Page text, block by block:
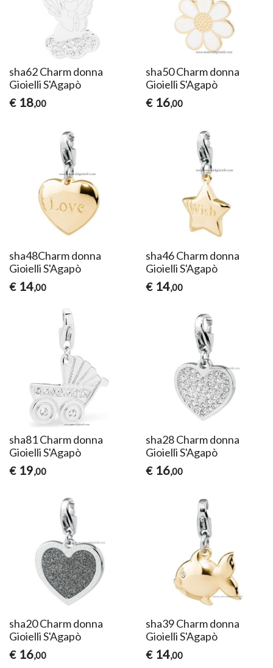
sha62 Charm donna
Gioielli S'Agapò
€ 18,00
sha50 Charm donna
Gioielli S'Agapò
€ 16,00
sha48Charm donna
Gioielli S'Agapò
€ 14,00
sha46 Charm donna
Gioielli S'Agapò
€ 14,00
sha81 Charm donna
Gioielli S'Agapò
€ 19,00
sha28 Charm donna
Gioielli S'Agapò
€ 16,00
sha20 Charm donna
Gioielli S'Agapò
€ 16,00
sha39 Charm donna
Gioielli S'Agapò
€ 14,00